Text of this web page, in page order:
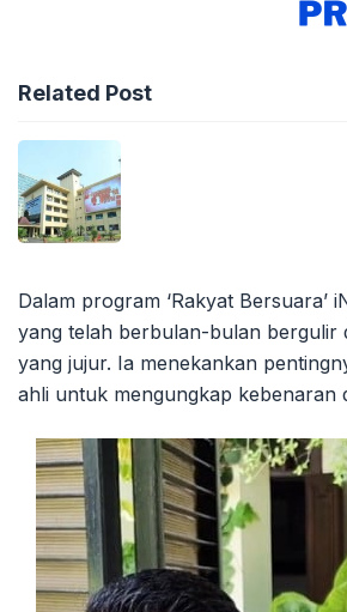
Related Post
Dalam program ‘Rakyat
yang telah berbulan-bulan bergulir
yang jujur. Ia menekankan
ahli untuk mengungkap kebenaran